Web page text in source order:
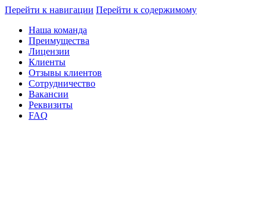
Перейти к навигации Перейти к содержимому
Наша команда
Преимущества
Лицензии
Клиенты
Отзывы клиентов
Сотрудничество
Вакансии
Реквизиты
FAQ